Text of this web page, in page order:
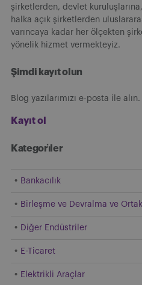
şirketlerden, devlet
halka açık şirketlerden
varıncaya kadar her ölçekten
yönelik hizmet vermekteyiz.
Şimdi kayıt olun
Blog yazılarımızı e-posta ile alın.
Kayıt ol
Kategori̇ler
Bankacılık
Birleşme ve Devralma ve
Diğer Endüstriler
E-Ticaret
Elektrikli Araçlar